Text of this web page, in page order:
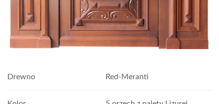
Drewno Red-Meranti